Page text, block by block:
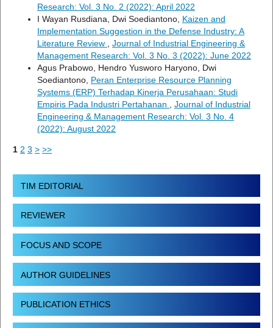
Research: Vol. 3 No. 2 (2022): April 2022
I Wayan Rusdiana, Dwi Soediantono, Kaizen and
Implementation Suggestion in the Defense Industry: A
Literature Review
Journal of Industrial Engineering &
Management Research: Vol. 3 No. 3 (2022): June 2022
Agus Prabowo, Hendro Yusworo Haryono, Dwi
Soediantono, Peran Enterprise Resource Planning
Systems (ERP) Terhadap Kinerja Perusahaan: Studi
Empiris Pada Industri Pertahanan
Journal of Industrial
Engineering & Management Research: Vol. 3 No. 4
(2022): August 2022
1 2 3 > >>
TIM EDITORIAL
REVIEWER
FOCUS AND SCOPE
AUTHOR GUIDELINES
PUBLICATION ETHICS